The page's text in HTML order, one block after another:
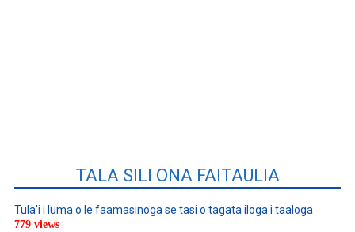
TALA SILI ONA FAITAULIA
Tula’i i luma o le faamasinoga se tasi o tagata iloga i taaloga
779 views